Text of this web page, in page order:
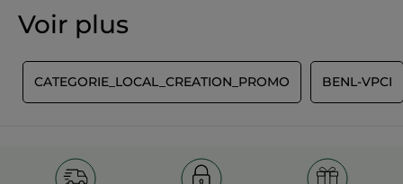
Aucune
valeur
pour
de
AJOUTER UN AVIS
Voir plus
CATEGORIE_LOCAL_CREATION_PROMO BENL-VPCI